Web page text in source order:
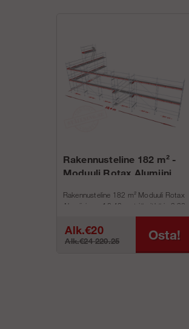
Rakennusteline 182 m² -
Moduuli Rotax Alumiini
Rakennusteline 182 m² Moduuli Rotax
Alumiinin on 18,42 metriä pitkä ja 9,92
Alk.€20
Alk.€24 220.25 Osta!